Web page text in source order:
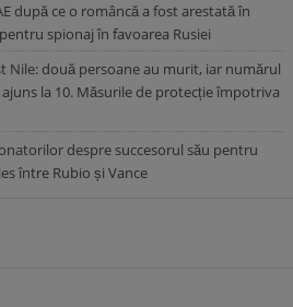
după ce o româncă a fost arestată în
spionaj în favoarea Rusiei
Nile: două persoane au murit, iar numărul
la 10. Măsurile de protecție împotriva
despre succesorul său pentru
între Rubio și Vance